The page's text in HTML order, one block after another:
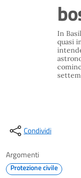
In
quasi
Condividi
Argomenti
Protezione civile